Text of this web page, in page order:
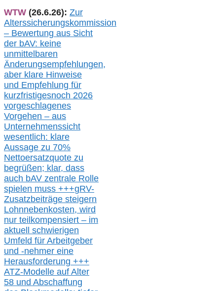
WTW (26.6.26): Zur
Alterssicherungskommission
– Bewertung aus Sicht
der bAV: keine
unmittelbaren
Änderungsempfehlungen,
aber klare Hinweise
und Empfehlung für
kurzfristigesnoch 2026
vorgeschlagenes
Vorgehen – aus
Unternehmenssicht
wesentlich: klare
Aussage zu 70%
Nettoersatzquote zu
begrüßen; klar, dass
auch bAV zentrale Rolle
spielen muss +++gRV-
Zusatzbeiträge steigern
Lohnnebenkosten, wird
nur teilkompensiert – im
aktuell schwierigen
Umfeld für Arbeitgeber
und -nehmer eine
Herausforderung +++
ATZ-Modelle auf Alter
58 und Abschaffung